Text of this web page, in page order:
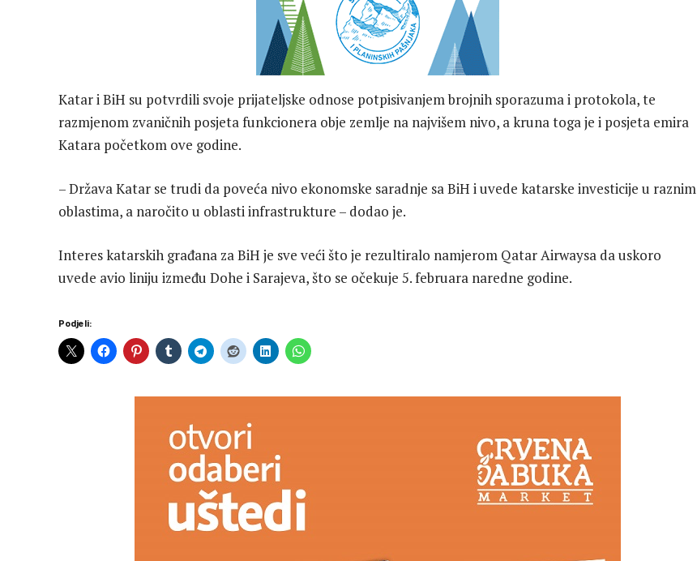
Katar i BiH su potvrdili svoje prijateljske odnose potpisivanjem brojnih sporazuma i protokola, te
razmjenom zvaničnih posjeta funkcionera obje zemlje na najvišem nivo, a kruna toga je i posjeta emira
Katara početkom ove godine.
– Država Katar se trudi da poveća nivo ekonomske saradnje sa BiH i uvede katarske investicije u raznim
oblastima, a naročito u oblasti infrastrukture – dodao je.
Interes katarskih građana za BiH je sve veći što je rezultiralo namjerom Qatar Airwaysa da uskoro
uvede avio liniju između Dohe i Sarajeva, što se očekuje 5. februara naredne godine.
Podjeli: